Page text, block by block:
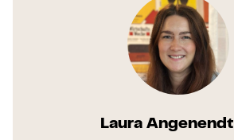
Laura Angenendt